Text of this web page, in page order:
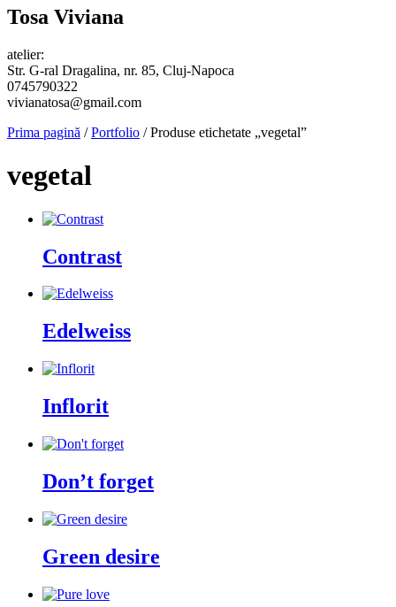
Tosa Viviana
atelier:
Str. G-ral Dragalina, nr. 85, Cluj-Napoca
0745790322
vivianatosa@gmail.com
Prima pagină /Portfolio / Produse etichetate „vegetal”
vegetal
Contrast
Edelweiss
Inflorit
Don’t forget
Green desire